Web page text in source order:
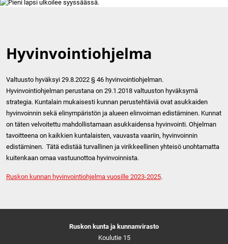
Hyvinvointiohjelma
Valtuusto hyväksyi 29.8.2022 § 46 hyvinvointiohjelman.
Hyvinvointiohjelman perustana on 29.1.2018 valtuuston hyväksymä
strategia. Kuntalain mukaisesti kunnan perustehtäviä ovat asukkaiden
hyvinvoinnin sekä elinympäristön ja alueen elinvoiman edistäminen. Kunnat
on täten velvoitettu mahdollistamaan asukkaidensa hyvinvointi. Ohjelman
tavoitteena on kaikkien kuntalaisten, vauvasta vaariin, hyvinvoinnin
edistäminen. Tätä edistää turvallinen ja virikkeellinen yhteisö unohtamatta
kuitenkaan omaa vastuunottoa hyvinvoinnista.
Ruskon kunnan hyvinvointiohjelma vuosille 2023-2025.
Ruskon kunta ja kunnanvirasto
Koulutie 15